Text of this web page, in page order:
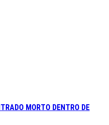
MORTO DENTRO DE